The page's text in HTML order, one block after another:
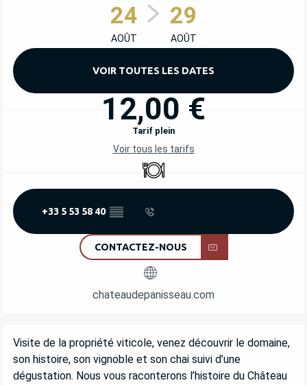
24
AOÛT
29
AOÛT
VOIR TOUTES LES DATES
12,00 €
Tarif plein
Voir tous les tarifs
Restaurant
+33 5 53 58 40 ▒▒
CONTACTEZ-NOUS
chateaudepanisseau.com
DESCRIPTION
Visite de la propriété viticole, venez découvrir le domaine,
son histoire, son vignoble et son chai suivi d’une
dégustation. Nous vous raconterons l’histoire du Château